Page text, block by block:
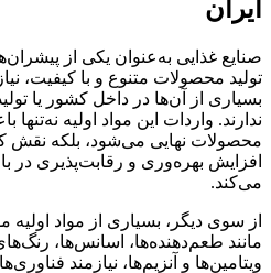
ایران
صنایع غذایی به‌عنوان یکی از
تولید محصولات متنوع و با کیفیت،
بسیاری از آن‌ها در داخل کشور یا
ندارند. واردات این مواد اولیه
محصولات نهایی می‌شود، بلکه نقش
افزایش بهره‌وری و رقابت‌پذیری در
می‌کند.
از سوی دیگر، بسیاری از مواد اولیه
مانند طعم‌دهنده‌ها، اسانس‌ها،
ویتامین‌ها و آنزیم‌ها، نیازمند